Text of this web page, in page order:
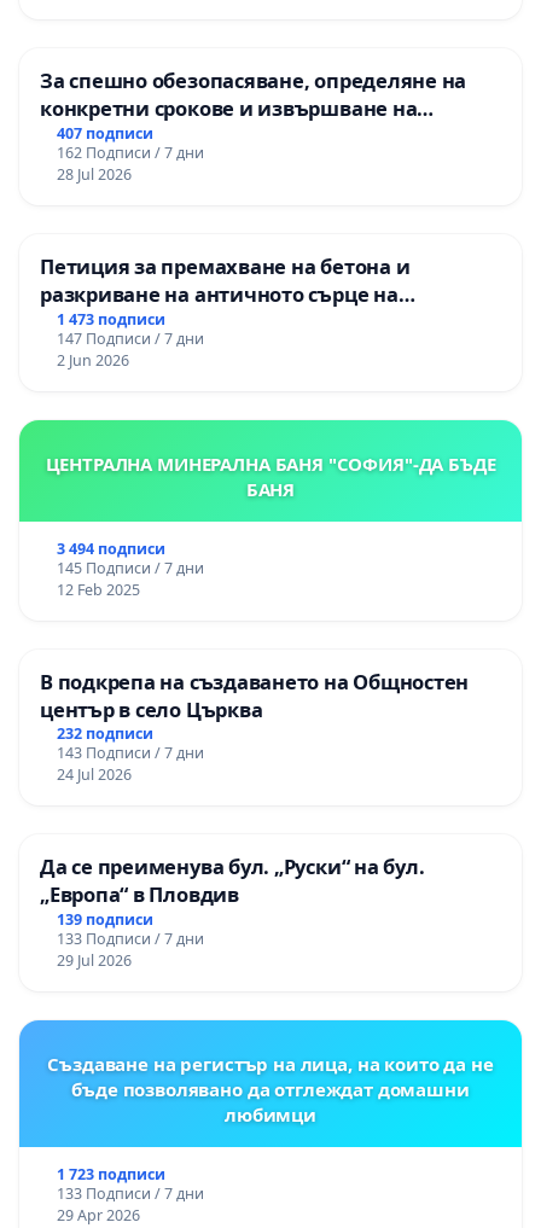
За спешно обезопасяване, определяне на
конкретни срокове и извършване на
цялостна рехабилитация на
републиканския път между пътен възел АМ
„Тракия“ - гр. Ихтиман - с. Мирово - к.к.
407 подписи
162 Подписи / 7 дни
28 Jul 2026
Петиция за премахване на бетона и
разкриване на античното сърце на
Могиланската могила във Враца
1 473 подписи
147 Подписи / 7 дни
2 Jun 2026
ЦЕНТРАЛНА МИНЕРАЛНА БАНЯ "СОФИЯ"-ДА БЪДЕ
БАНЯ
3 494 подписи
145 Подписи / 7 дни
12 Feb 2025
В подкрепа на създаването на Общностен
център в село Църква
232 подписи
143 Подписи / 7 дни
24 Jul 2026
Да се преименува бул. „Руски“ на бул.
„Европа“ в Пловдив
139 подписи
133 Подписи / 7 дни
29 Jul 2026
Създаване на регистър на лица, на които да не
бъде позволявано да отглеждат домашни
любимци
1 723 подписи
133 Подписи / 7 дни
29 Apr 2026